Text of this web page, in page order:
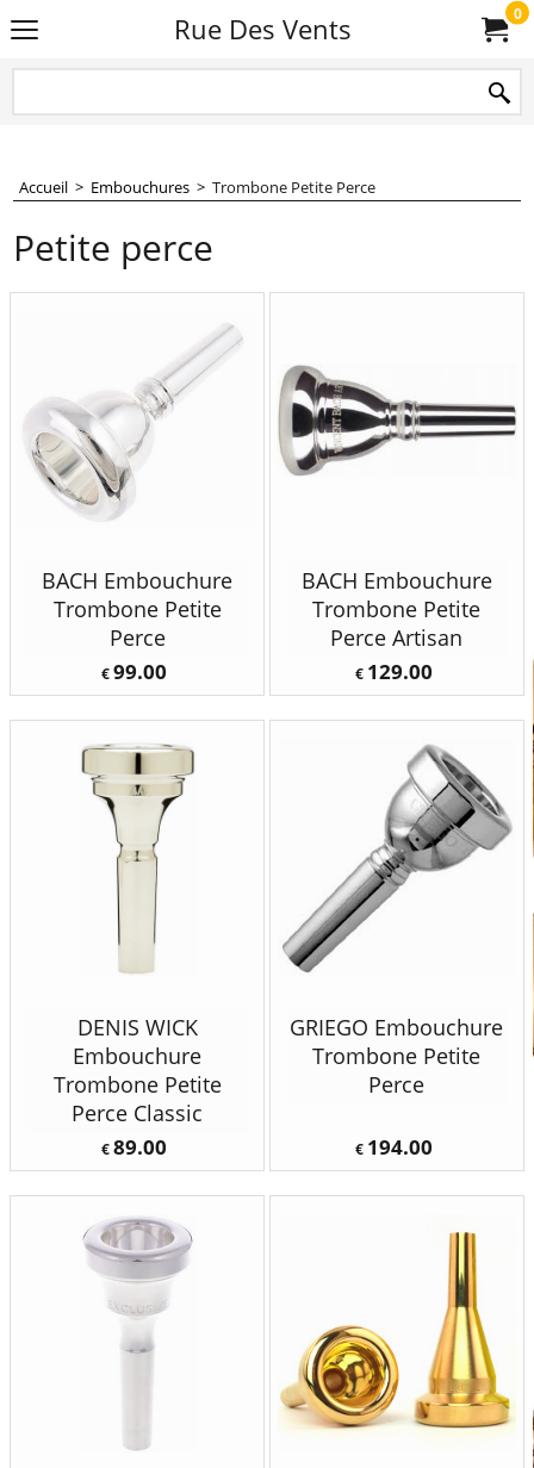
Rue Des Vents 0
Accueil > Embouchures > Trombone Petite Perce
Petite perce
BACH Embouchure
Trombone Petite
Perce
€99.00
BACH Embouchure
Trombone Petite
Perce Artisan
€ 129.00
DENIS WICK
Embouchure
Trombone Petite
Perce Classic
€89.00
GRIEGO Embouchure
Trombone Petite
Perce
€ 194.00